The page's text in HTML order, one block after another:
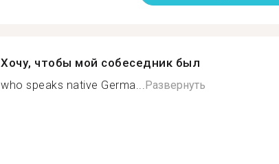
Хочу, чтобы мой собеседник был
who speaks native Germa...Развернуть